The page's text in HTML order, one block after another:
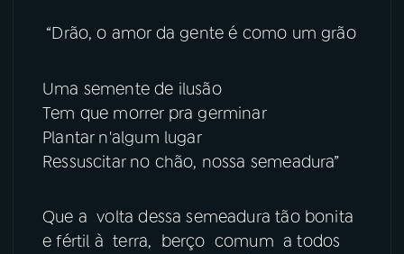
YouTube Facebook
TikTok
“Drão, o amor da gente é como um grão
Uma semente de ilusão
Tem que morrer pra germinar
Plantar n'algum lugar
Ressuscitar no chão, nossa semeadura”
Que a volta dessa semeadura tão bonita
e fértil à terra, berço comum a todos